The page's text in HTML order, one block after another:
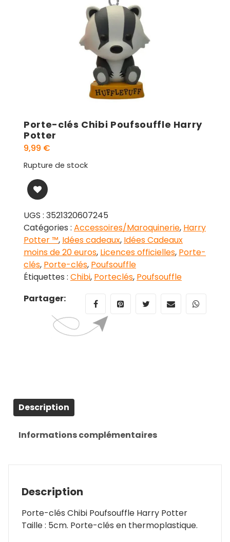
Porte-clés Chibi Poufsouffle Harry
Potter
9,99 €
Rupture de stock
UGS : 3521320607245
Catégories : Accessoires/Maroquinerie, Harry
Potter ™, Idées cadeaux, Idées Cadeaux
moins de 20 euros, Licences officielles, Porte-
clés, Porte-clés, Poufsouffle
Étiquettes : Chibi, Porteclés, Poufsouffle
Partager:
Description
Informations complémentaires
Description
Porte-clés Chibi Poufsouffle Harry Potter
Taille : 5cm. Porte-clés en thermoplastique.